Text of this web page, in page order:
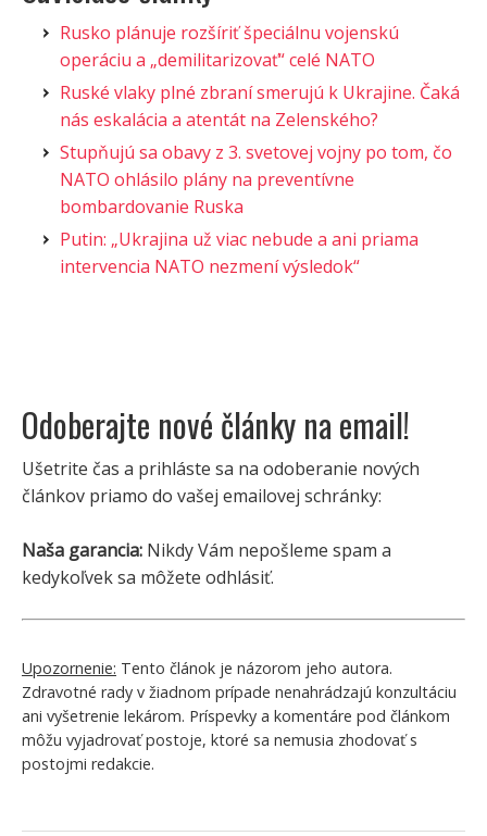
Rusko plánuje rozšíriť špeciálnu vojenskú
operáciu a „demilitarizovať“ celé NATO
Ruské vlaky plné zbraní smerujú k Ukrajine. Čaká
nás eskalácia a atentát na Zelenského?
Stupňujú sa obavy z 3. svetovej vojny po tom, čo
NATO ohlásilo plány na preventívne
bombardovanie Ruska
Putin: „Ukrajina už viac nebude a ani priama
intervencia NATO nezmení výsledok“
Odoberajte nové články na email!
Ušetrite čas a prihláste sa na odoberanie nových
článkov priamo do vašej emailovej schránky:
Naša garancia: Nikdy Vám nepošleme spam a
kedykoľvek sa môžete odhlásiť.
Upozornenie: Tento článok je názorom jeho autora.
Zdravotné rady v žiadnom prípade nenahrádzajú konzultáciu
ani vyšetrenie lekárom. Príspevky a komentáre pod článkom
môžu vyjadrovať postoje, ktoré sa nemusia zhodovať s
postojmi redakcie.